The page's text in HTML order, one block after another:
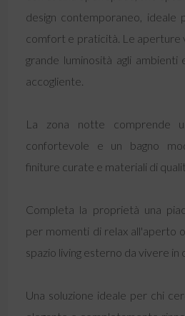
design contemporaneo, ideale
comfort e praticità. Le aperture
grande luminosità agli ambienti
accogliente.
La zona notte comprende
confortevole e un bagno
finiture curate e materiali di
Completa la proprietà una
per momenti di relax all'aperto
spazio living esterno da vivere in
Una soluzione ideale per chi